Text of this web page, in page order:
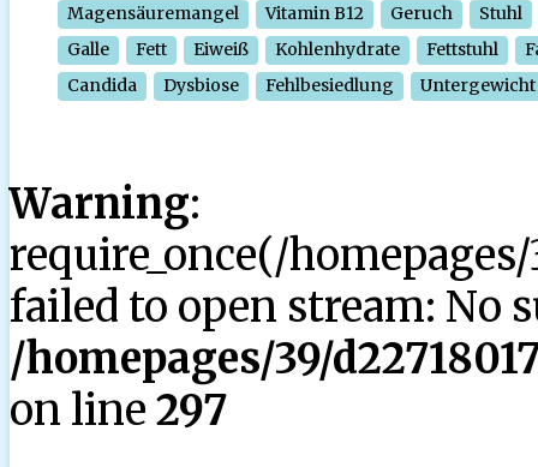
Magensäuremangel
Vitamin B12 Geruch
Stuhl
Galle
Fett Eiweiß Kohlenhydrate Fettstuhl
Candida
Dysbiose Fehlbesiedlung Untergewicht
Warning:
require_once(/
failed to open stream: No
/homepages/39/
on line 297